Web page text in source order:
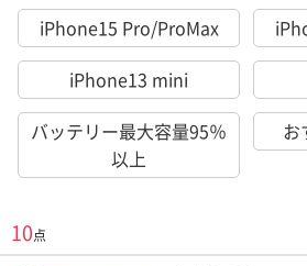
iPhone15 Pro/ProMax
iPhone13 mini
バッテリー最大容量95％
以上
お
10点